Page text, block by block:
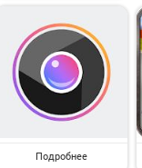
Подробнее